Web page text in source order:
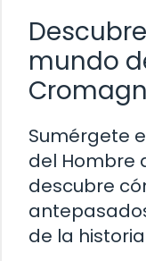
mundo
Sumérgete
del Hombre
descubre
de la